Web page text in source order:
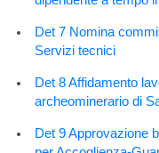
Det 7 Nomina
Servizi tecnici
Det 8 Affidamento
archeominerario di
Det 9 Approvazione